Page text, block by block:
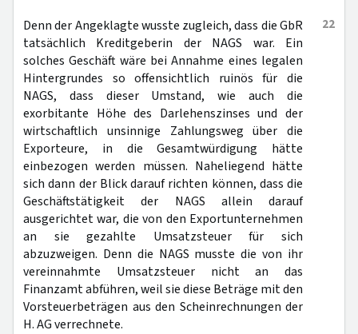
22
Denn der Angeklagte wusste zugleich, dass die GbR
tatsächlich Kreditgeberin der NAGS war. Ein
solches Geschäft wäre bei Annahme eines legalen
Hintergrundes so offensichtlich ruinös für die
NAGS, dass dieser Umstand, wie auch die
exorbitante Höhe des Darlehenszinses und der
wirtschaftlich unsinnige Zahlungsweg über die
Exporteure, in die Gesamtwürdigung hätte
einbezogen werden müssen. Naheliegend hätte
sich dann der Blick darauf richten können, dass die
Geschäftstätigkeit der NAGS allein darauf
ausgerichtet war, die von den Exportunternehmen
an sie gezahlte Umsatzsteuer für sich
abzuzweigen. Denn die NAGS musste die von ihr
vereinnahmte Umsatzsteuer nicht an das
Finanzamt abführen, weil sie diese Beträge mit den
Vorsteuerbeträgen aus den Scheinrechnungen der
H. AG verrechnete.